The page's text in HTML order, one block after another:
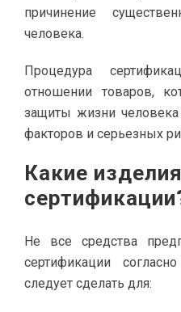
причинение
человека.
Процедура
отношении товаров,
защиты жизни
факторов и серьезных
Какие
Не все средства
сертификации
следует сделать для: